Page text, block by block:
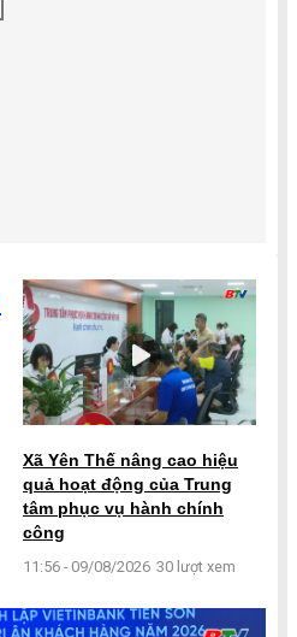
Xã Yên Thế nâng cao hiệu
quả hoạt động của Trung
tâm phục vụ hành chính
công
11:56 - 09/08/2026 30 lượt xem